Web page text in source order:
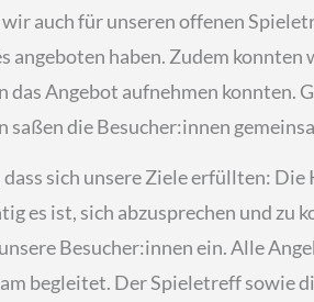
auch für unseren offenen
angeboten haben. Zudem
das Angebot aufnehmen
die Besucher:innen
sich unsere Ziele erfüllten:
es ist, sich abzusprechen und zu
Besucher:innen ein. Alle
begleitet. Der Spieletreff sowie